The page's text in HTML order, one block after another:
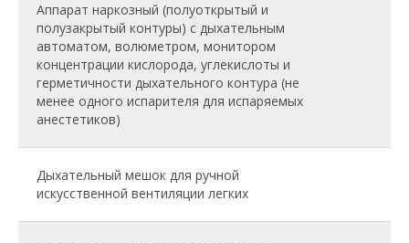
Аппарат наркозный (полуоткрытый и
полузакрытый контуры) с дыхательным
автоматом, волюметром, монитором
концентрации кислорода, углекислоты и
герметичности дыхательного контура (не
менее одного испарителя для испаряемых
анестетиков)
Дыхательный мешок для ручной
искусственной вентиляции легких